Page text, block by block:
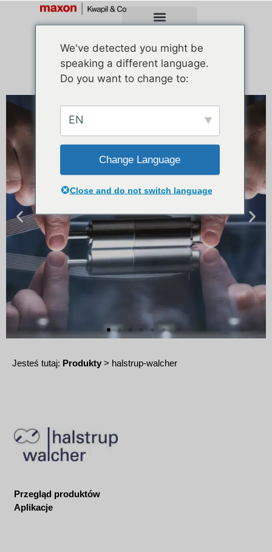
Jesteś tutaj: Produkty > halstrup-walcher
Przegląd produktów
Aplikacje
We've detected you might be
speaking a different language.
Do you want to change to:
EN
Change Language
Close and do not switch language